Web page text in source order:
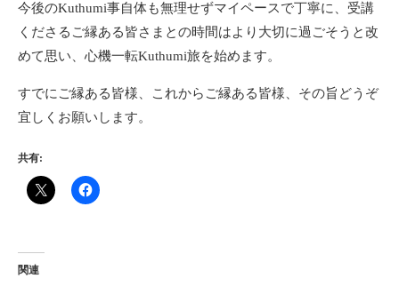
今後のKuthumi事自体も無理せずマイペースで丁寧に、受講
くださるご縁ある皆さまとの時間はより大切に過ごそうと改
めて思い、心機一転Kuthumi旅を始めます。
すでにご縁ある皆様、これからご縁ある皆様、その旨どうぞ
宜しくお願いします。
共有:
関連